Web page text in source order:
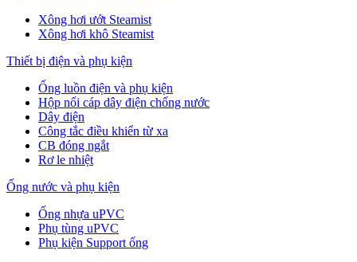
Xông hơi ướt Steamist
Xông hơi khô Steamist
Thiết bị điện và phụ kiện
Ống luồn điện và phụ kiện
Hộp nối cáp dây điện chống nước
Dây điện
Công tắc điều khiển từ xa
CB đóng ngắt
Rơ le nhiệt
Ống nước và phụ kiện
Ống nhựa uPVC
Phụ tùng uPVC
Phụ kiện Support ống